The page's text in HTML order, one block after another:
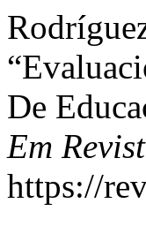
De
Em
https://